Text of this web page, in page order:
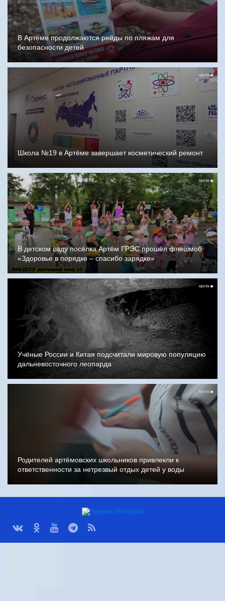
В Артёме продолжаются рейды по пляжам для
безопасности детей
Школа №19 в Артёме завершает косметический ремонт
В детском саду посёлка Артём ГРЭС прошёл флешмоб
«Здоровье в порядке – спасибо зарядке»
Учёные России и Китая подсчитали мировую популяцию
дальневосточного леопарда
Родителей артёмовских школьников привлекли к
ответственности за нетрезвый отдых детей у воды